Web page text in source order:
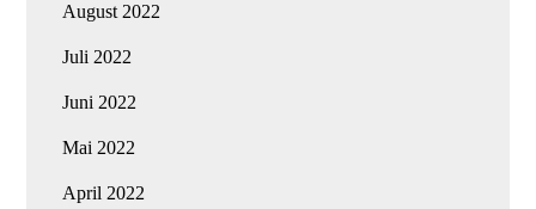
August 2022
Juli 2022
Juni 2022
Mai 2022
April 2022